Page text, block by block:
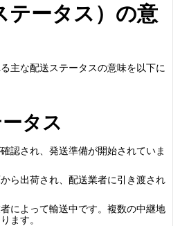
テータス）の意
主な配送ステータスの意味を以下に
タス
確認され、発送準備が開始されていま
から出荷され、配送業者に引き渡され
者によって輸送中です。複数の中継地
ます。